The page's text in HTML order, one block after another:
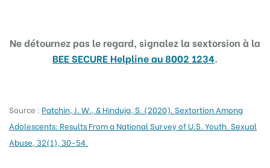
Ne détournez pas le regard, signalez la sextorsion à la
BEE SECURE Helpline au 8002 1234.
Source : Patchin, J. W., & Hinduja, S. (2020). Sextortion Among
Adolescents: Results From a National Survey of U.S. Youth. Sexual
Abuse, 32(1), 30–54.